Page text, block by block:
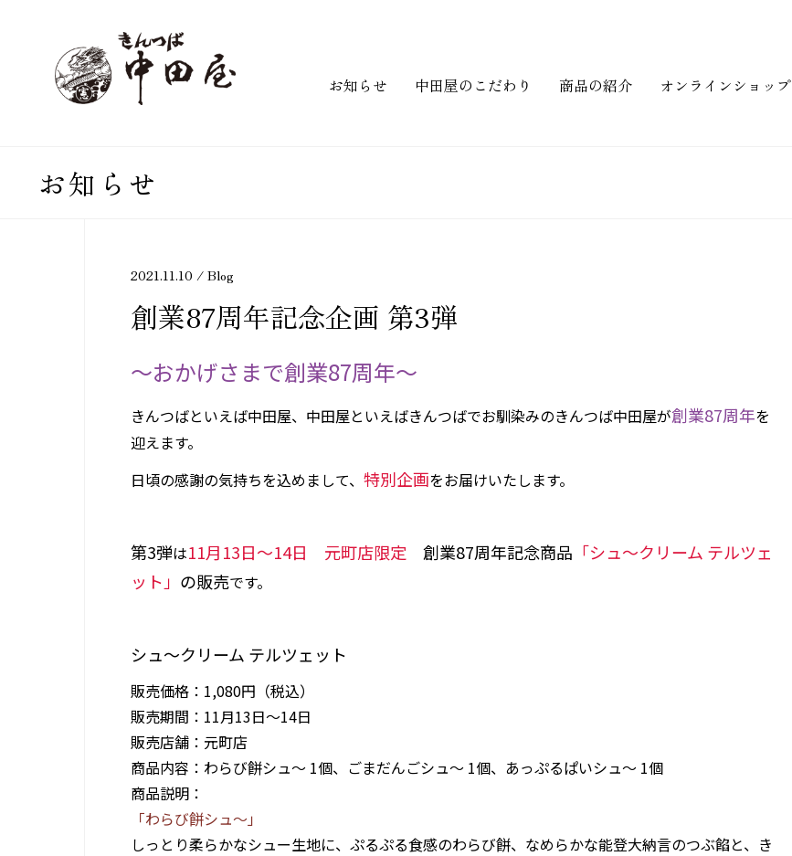
お知らせ 中田屋のこだわり 商品の紹介 オンラインショップ
お知らせ
2021.11.10 / Blog
創業87周年記念企画 第3弾
～おかげさまで創業87周年～
きんつばといえば中田屋、中田屋といえばきんつばでお馴染みのきんつば中田屋が創業87周年を
迎えます。
日頃の感謝の気持ちを込めまして、 特別企画をお届けいたします。
第3弾は11月13日～14日 元町店限定 創業87周年記念商品 「シュ～クリーム テルツェ
ット」 の販売です。
シュ～クリーム テルツェット
販売価格：1,080円（税込）
販売期間：11月13日～14日
販売店舗：元町店
商品内容：わらび餅シュ～ 1個、ごまだんごシュ～ 1個、あっぷるぱいシュ～ 1個
商品説明：
「わらび餅シュ～」
しっとり柔らかなシュー生地に、ぷるぷる食感のわらび餅、なめらかな能登大納言のつぶ餡と、き